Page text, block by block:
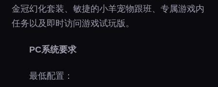
金冠幻化套装、敏捷的小羊宠物跟班、专属游戏内
任务以及即时访问游戏试玩版。
PC系统要求
最低配置：